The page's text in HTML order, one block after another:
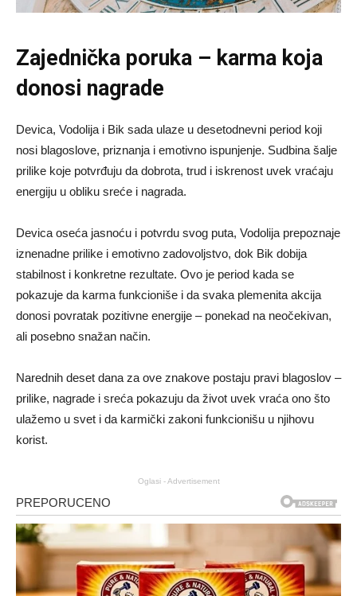
Zajednička poruka – karma koja
donosi nagrade
Devica, Vodolija i Bik sada ulaze u desetodnevni period koji
nosi blagoslove, priznanja i emotivno ispunjenje. Sudbina šalje
prilike koje potvrđuju da dobrota, trud i iskrenost uvek vraćaju
energiju u obliku sreće i nagrada.
Devica oseća jasnoću i potvrdu svog puta, Vodolija prepoznaje
iznenadne prilike i emotivno zadovoljstvo, dok Bik dobija
stabilnost i konkretne rezultate. Ovo je period kada se
pokazuje da karma funkcioniše i da svaka plemenita akcija
donosi povratak pozitivne energije – ponekad na neočekivan,
ali posebno snažan način.
Narednih deset dana za ove znakove postaju pravi blagoslov –
prilike, nagrade i sreća pokazuju da život uvek vraća ono što
ulažemo u svet i da karmički zakoni funkcionišu u njihovu
korist.
Oglasi - Advertisement